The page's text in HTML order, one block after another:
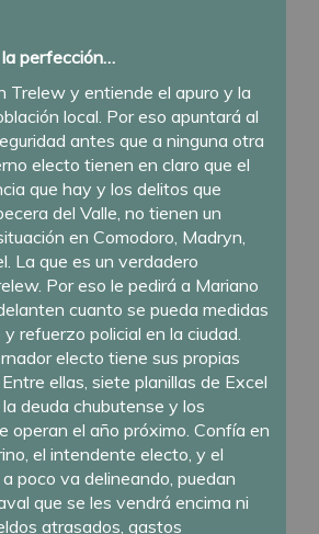
perfección…
Trelew y entiende el apuro y la
local. Por eso apuntará al
antes que a ninguna otra
electo tienen en claro que el
que hay y los delitos que
del Valle, no tienen un
en Comodoro, Madryn,
La que es un verdadero
Por eso le pedirá a Mariano
cuanto se pueda medidas
refuerzo policial en la ciudad.
electo tiene sus propias
ellas, siete planillas de Excel
deuda chubutense y los
operan el año próximo. Confía en
el intendente electo, y el
poco va delineando, puedan
que se les vendrá encima ni
atrasados, gastos